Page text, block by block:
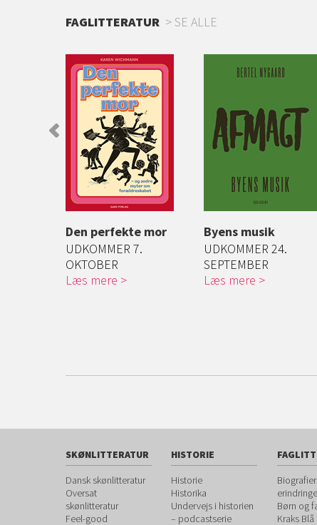
FAGLITTERATUR SE ALLE
Den perfekte mor
UDKOMMER 7.
OKTOBER
Læs mere
Byens musik
UDKOMMER 24.
SEPTEMBER
Læs mere
SKØNLITTERATUR
Dansk skønlitteratur
Oversat
skønlitteratur
Feel-good
HISTORIE
Historie
Historika
Undervejs i historien
– podcastserie
Børn og
Kraks